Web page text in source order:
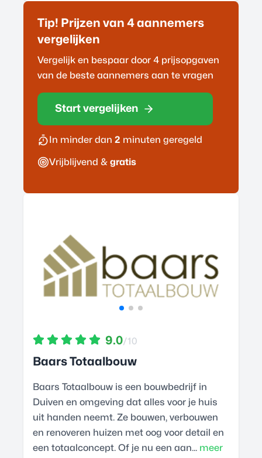
Tip! Prijzen van 4 aannemers
vergelijken
Vergelijk en bespaar door 4 prijsopgaven
van de beste aannemers aan te vragen
Start vergelijken
In minder dan 2 minuten geregeld
Vrijblijvend & gratis
9.0/10
Baars Totaalbouw
Baars Totaalbouw is een bouwbedrijf in
Duiven en omgeving dat alles voor je huis
uit handen neemt. Ze bouwen, verbouwen
en renoveren huizen met oog voor detail en
een totaalconcept. Of je nu een aan... meer